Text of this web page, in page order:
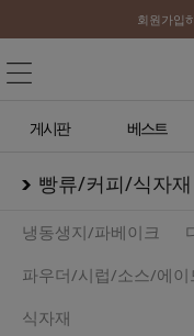
회원가입
게시판 베스트
빵류/커피/식자재
냉동생지/파베이크
파우더/시럽/소스/에이
식자재